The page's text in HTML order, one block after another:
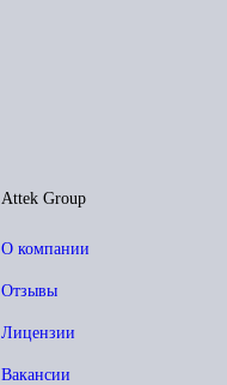
Attek Group
О компании
Отзывы
Лицензии
Вакансии